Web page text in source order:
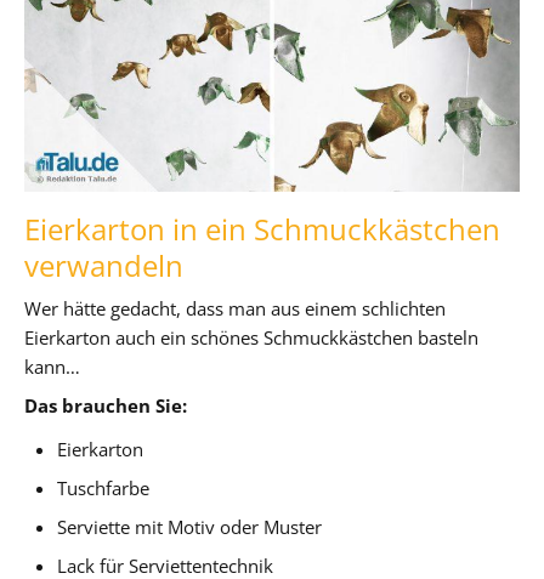
Eierkarton in ein Schmuckkästchen
verwandeln
Wer hätte gedacht, dass man aus einem schlichten
Eierkarton auch ein schönes Schmuckkästchen basteln
kann…
Das brauchen Sie:
Eierkarton
Tuschfarbe
Serviette mit Motiv oder Muster
Lack für Serviettentechnik